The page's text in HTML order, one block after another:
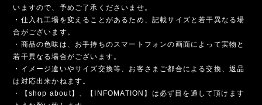
いますので、予めご了承くださいませ。
・仕入れ工場を変えることがあるため、記載サイズと若干異なる場
合がございます。
・商品の色味は、お手持ちのスマートフォンの画面によって実物と
若干異なる場合がございます。
・イメージ違いやサイズ交換等、お客さまご都合による交換、返品
は対応出来かねます。
・【shop about】、【INFOMATION】は必ず目を通して頂けます